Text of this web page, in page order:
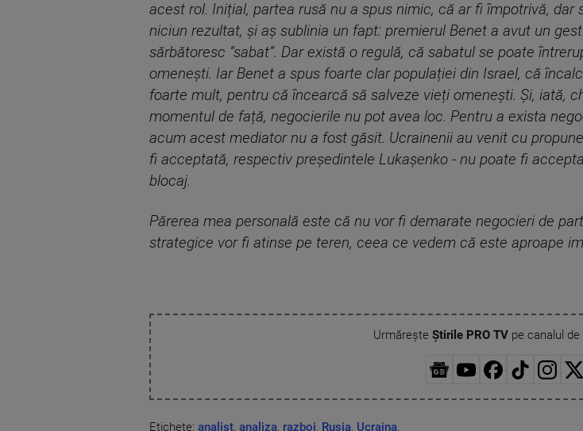
acest rol. Inițial, partea rusă nu a spus nimic, că ar fi împotrivă,
niciun rezultat, și aș sublinia un fapt: premierul Benet a avut un
sărbătoresc ”sabat”. Dar există o regulă, că sabatul se poate
omenești. Iar Benet a spus foarte clar populației din Israel, că
foarte mult, pentru că încearcă să salveze vieți omenești. Și, iată,
momentul de față, negocierile nu pot avea loc. Pentru a exista
acum acest mediator nu a fost găsit. Ucrainenii au venit cu
fi acceptată, respectiv președintele Lukașenko - nu poate fi
blocaj.
Părerea mea personală este că nu vor fi demarate negocieri de
strategice vor fi atinse pe teren, ceea ce vedem că este aproape
Urmărește Știrile PRO TVpe canalul de
Etichete: analist, analiza, razboi, Rusia, Ucraina,